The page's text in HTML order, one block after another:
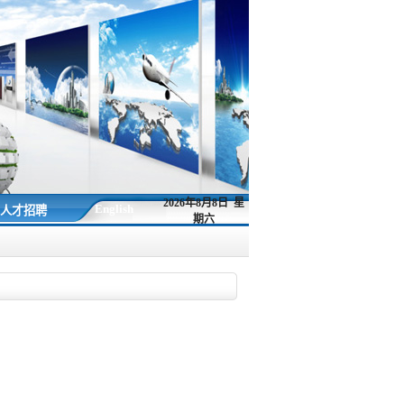
才招聘 English
2026年8月8日 星
期六